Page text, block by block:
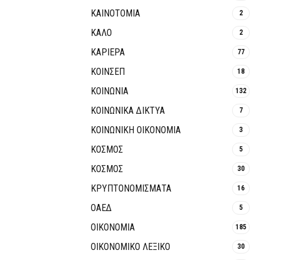
ΚΑΙΝΟΤΟΜΊΑ 2
ΚΑΛΟ 2
ΚΑΡΙΕΡΑ 77
ΚΟΙΝΣΕΠ 18
ΚΟΙΝΩΝΙΑ 132
ΚΟΙΝΩΝΙΚΆ ΔΊΚΤΥΑ 7
ΚΟΙΝΩΝΙΚΉ ΟΙΚΟΝΟΜΊΑ 3
ΚΟΣΜΟΣ 5
ΚΟΣΜΟΣ 30
ΚΡΥΠΤΟΝΟΜΊΣΜΑΤΑ 16
ΟΑΕΔ 5
ΟΙΚΟΝΟΜΙΑ 185
ΟΙΚΟΝΟΜΙΚΟ ΛΕΞΙΚΟ 30